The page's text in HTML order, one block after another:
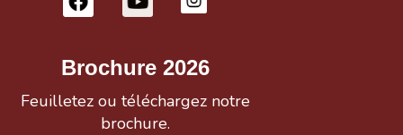
Brochure 2026
Feuilletez ou téléchargez notre
brochure.